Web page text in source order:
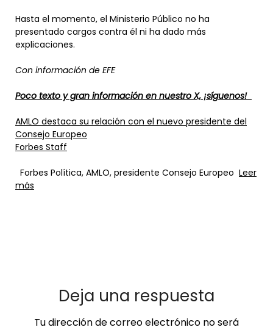
Hasta el momento, el Ministerio Público no ha
presentado cargos contra él ni ha dado más
explicaciones.
Con información de EFE
Poco texto y gran información en nuestro X, ¡síguenos!
AMLO destaca su relación con el nuevo presidente del
Consejo Europeo
Forbes Staff
Forbes Política, AMLO, presidente Consejo Europeo Leer
más
Deja una respuesta
Tu dirección de correo electrónico no será